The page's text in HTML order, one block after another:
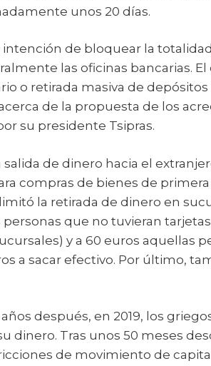
unos 20 días.
intención de bloquear la
las oficinas bancarias. El
o retirada masiva de
de la propuesta de los
su presidente Tsipras.
salida de dinero hacia el
compras de bienes de
la retirada de dinero en
personas que no tuvieran
y a 60 euros aquellas
a sacar efectivo. Por último,
después, en 2019, los
dinero. Tras unos 50 meses
de movimiento de